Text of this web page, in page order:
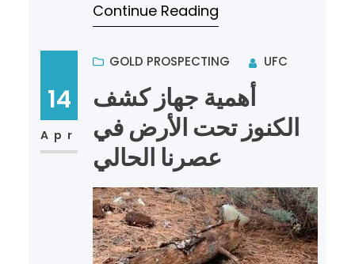
الأجهزة الشهيرة ف…
Continue Reading
14
Apr
GOLD PROSPECTING UFC
أهمية جهاز كشف
الكنوز تحت الأرض في
عصرنا الحالي